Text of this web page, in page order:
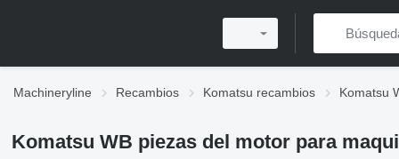
Machineryline Recambios Komatsu recambios Komatsu
Komatsu WB piezas del motor para